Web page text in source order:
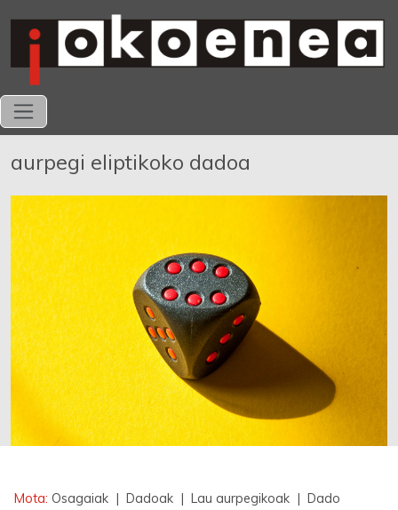
aurpegi eliptikoko dadoa
Mota: Osagaiak | Dadoak | Lau aurpegikoak | Dado